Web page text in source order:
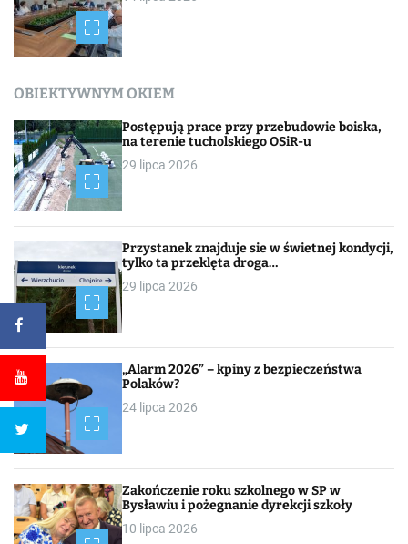
OBIEKTYWNYM OKIEM
Postępują prace przy przebudowie boiska,
na terenie tucholskiego OSiR-u
29 lipca 2026
Przystanek znajduje sie w świetnej kondycji,
tylko ta przeklęta droga…
29 lipca 2026
„Alarm 2026” – kpiny z bezpieczeństwa
Polaków?
24 lipca 2026
Zakończenie roku szkolnego w SP w
Bysławiu i pożegnanie dyrekcji szkoły
10 lipca 2026